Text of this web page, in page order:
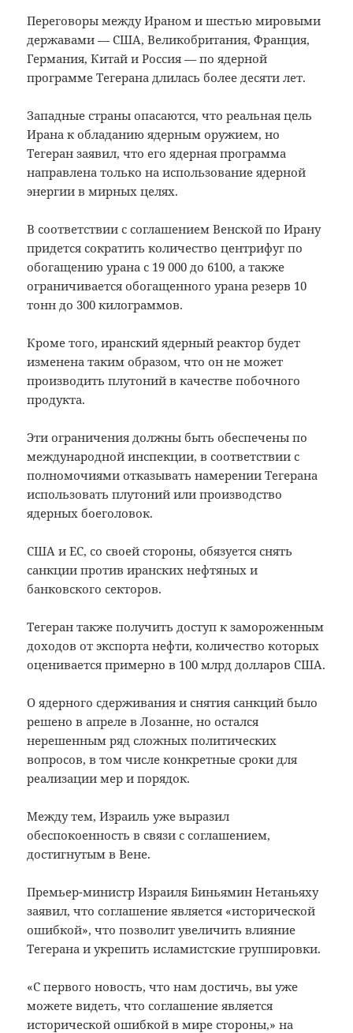
Переговоры между Ираном и шестью мировыми
державами — США, Великобритания, Франция,
Германия, Китай и Россия — по ядерной
программе Тегерана длилась более десяти лет.
Западные страны опасаются, что реальная цель
Ирана к обладанию ядерным оружием, но
Тегеран заявил, что его ядерная программа
направлена ​​только на использование ядерной
энергии в мирных целях.
В соответствии с соглашением Венской по Ирану
придется сократить количество центрифуг по
обогащению урана с 19 000 до 6100, а также
ограничивается обогащенного урана резерв 10
тонн до 300 килограммов.
Кроме того, иранский ядерный реактор будет
изменена таким образом, что он не может
производить плутоний в качестве побочного
продукта.
Эти ограничения должны быть обеспечены по
международной инспекции, в соответствии с
полномочиями отказывать намерении Тегерана
использовать плутоний или производство
ядерных боеголовок.
США и ЕС, со своей стороны, обязуется снять
санкции против иранских нефтяных и
банковского секторов.
Тегеран также получить доступ к замороженным
доходов от экспорта нефти, количество которых
оценивается примерно в 100 млрд долларов США.
О ядерного сдерживания и снятия санкций было
решено в апреле в Лозанне, но остался
нерешенным ряд сложных политических
вопросов, в том числе конкретные сроки для
реализации мер и порядок.
Между тем, Израиль уже выразил
обеспокоенность в связи с соглашением,
достигнутым в Вене.
Премьер-министр Израиля Биньямин Нетаньяху
заявил, что соглашение является «исторической
ошибкой», что позволит увеличить влияние
Тегерана и укрепить исламистские группировки.
«С первого новость, что нам достичь, вы уже
можете видеть, что соглашение является
исторической ошибкой в ​​мире стороны,» на